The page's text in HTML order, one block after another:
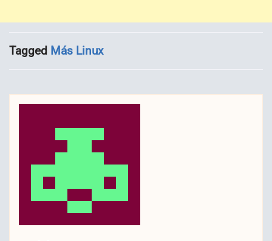
Tagged Más Linux